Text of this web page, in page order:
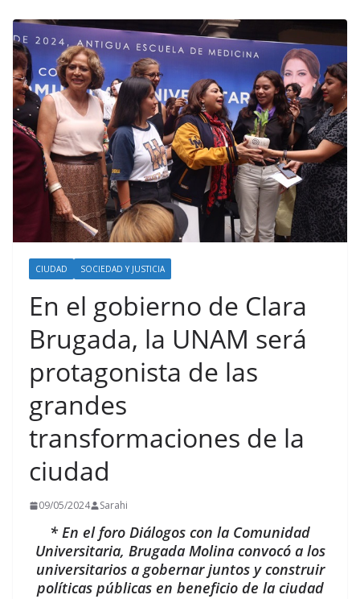
CIUDAD SOCIEDAD Y JUSTICIA
En el gobierno de Clara
Brugada, la UNAM será
protagonista de las
grandes
transformaciones de la
ciudad
09/05/2024 Sarahi
* En el foro Diálogos con la Comunidad
Universitaria, Brugada Molina convocó a los
universitarios a gobernar juntos y construir
políticas públicas en beneficio de la ciudad